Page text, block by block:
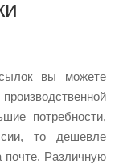
вы можете
потребности,
то дешевле
почте. Различную